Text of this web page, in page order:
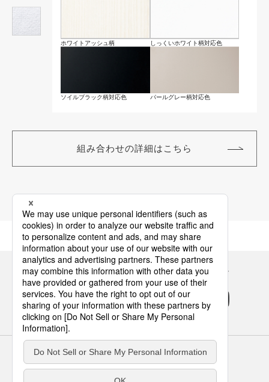
ホワイトアッシュ柄 しっくいホワイト柄対応色
ソイルブラック柄対応色 パールグレー柄対応色
組み合わせの詳細はこちら
Panasonicの住まい・くらし SNSアカウント
サイトのご利用にあたって
クッキーポリシー
個人情報保護方針
パナソニック ホールディングス
Area/Country